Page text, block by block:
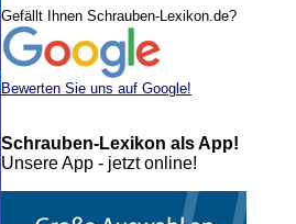
Gefällt Ihnen Schrauben-Lexikon.de?
Bewerten Sie uns auf Google!
Schrauben-Lexikon als App!
Unsere App - jetzt online!